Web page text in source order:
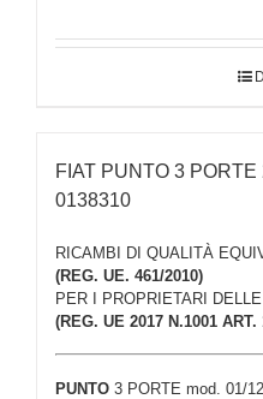
FIAT PUNTO 3
0138310
RICAMBI DI QUALITÀ
(REG. UE. 461/2010)
PER I PROPRIETARI
(REG. UE 2017 N.1001 ART.
PUNTO 3 PORTE mod. 01/